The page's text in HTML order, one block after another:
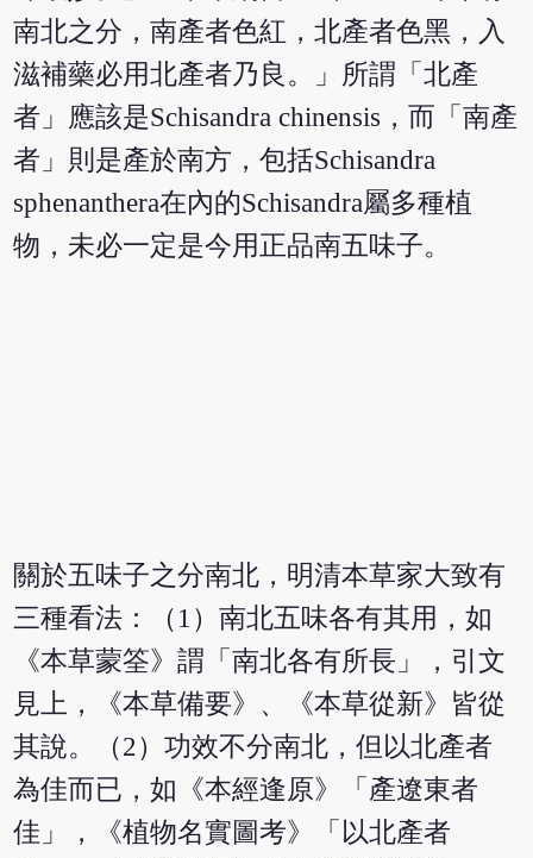
南北之分，南產者色紅，北產者色黑，入
滋補藥必用北產者乃良。」所謂「北產
者」應該是Schisandra chinensis，而「南產
者」則是產於南方，包括Schisandra
sphenanthera在內的Schisandra屬多種植
物，未必一定是今用正品南五味子。
關於五味子之分南北，明清本草家大致有
三種看法：（1）南北五味各有其用，如
《本草蒙筌》謂「南北各有所長」，引文
見上，《本草備要》、《本草從新》皆從
其說。（2）功效不分南北，但以北產者
為佳而已，如《本經逢原》「產遼東者
佳」，《植物名實圖考》「以北產者